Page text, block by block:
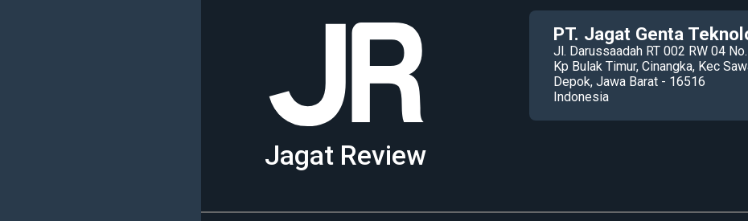
Jagat Review
PT. Jagat Genta
Jl. Darussaadah RT 002 RW 04
Kp Bulak Timur, Cinangka, Kec
Depok, Jawa Barat - 16516
Indonesia